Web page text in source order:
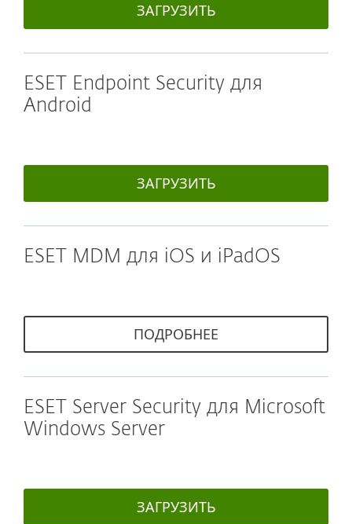
ЗАГРУЗИТЬ
ESET Endpoint Security для
Android
ЗАГРУЗИТЬ
ESET MDM для iOS и iPadOS
ПОДРОБНЕЕ
ESET Server Security для Microsoft
Windows Server
ЗАГРУЗИТЬ